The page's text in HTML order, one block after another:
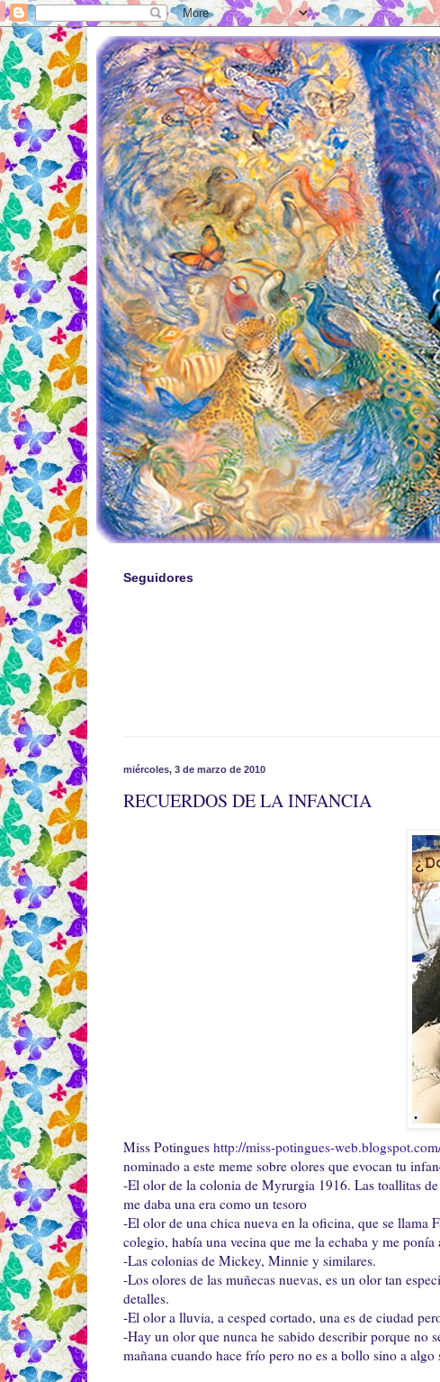
Seguidores
miércoles, 3 de marzo de 2010
RECUERDOS DE LA INFANCIA
Miss Potingues http://miss-potingues-
nominado a este meme sobre olores que evocan tu
-El olor de la colonia de Myrurgia 1916. Las toallitas
me daba una era como un tesoro
-El olor de una chica nueva en la oficina, que se llama
colegio, había una vecina que me la echaba y me ponía
-Las colonias de Mickey, Minnie y similares.
-Los olores de las muñecas nuevas, es un olor tan
detalles.
-El olor a lluvia, a cesped cortado, una es de ciudad
-Hay un olor que nunca he sabido describir porque no
mañana cuando hace frío pero no es a bollo sino a algo